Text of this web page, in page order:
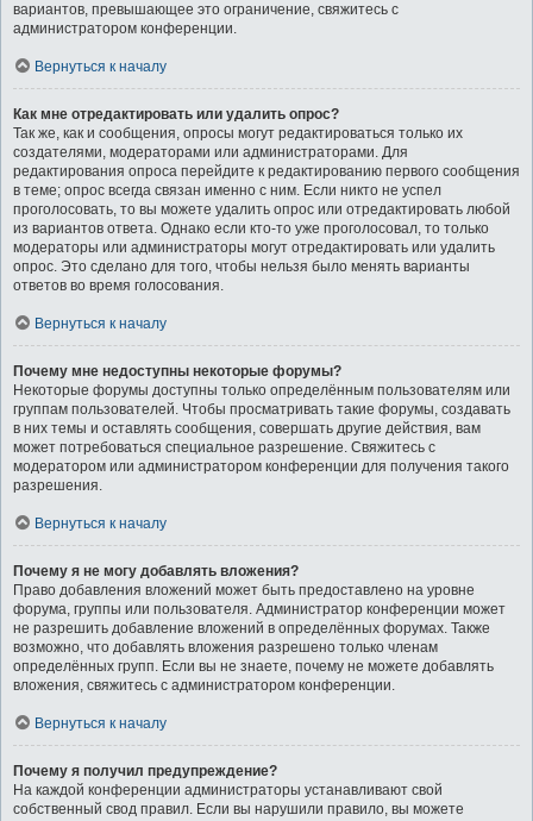
вариантов, превышающее это ограничение, свяжитесь с
администратором конференции.
Вернуться к началу
Как мне отредактировать или удалить опрос?
Так же, как и сообщения, опросы могут редактироваться только их
создателями, модераторами или администраторами. Для
редактирования опроса перейдите к редактированию первого сообщения
в теме; опрос всегда связан именно с ним. Если никто не успел
проголосовать, то вы можете удалить опрос или отредактировать любой
из вариантов ответа. Однако если кто-то уже проголосовал, то только
модераторы или администраторы могут отредактировать или удалить
опрос. Это сделано для того, чтобы нельзя было менять варианты
ответов во время голосования.
Вернуться к началу
Почему мне недоступны некоторые форумы?
Некоторые форумы доступны только определённым пользователям или
группам пользователей. Чтобы просматривать такие форумы, создавать
в них темы и оставлять сообщения, совершать другие действия, вам
может потребоваться специальное разрешение. Свяжитесь с
модератором или администратором конференции для получения такого
разрешения.
Вернуться к началу
Почему я не могу добавлять вложения?
Право добавления вложений может быть предоставлено на уровне
форума, группы или пользователя. Администратор конференции может
не разрешить добавление вложений в определённых форумах. Также
возможно, что добавлять вложения разрешено только членам
определённых групп. Если вы не знаете, почему не можете добавлять
вложения, свяжитесь с администратором конференции.
Вернуться к началу
Почему я получил предупреждение?
На каждой конференции администраторы устанавливают свой
собственный свод правил. Если вы нарушили правило, вы можете